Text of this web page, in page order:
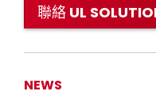
聯絡 UL
NEWS